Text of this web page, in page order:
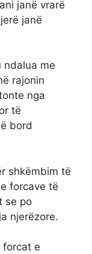
janë vrarë
janë
ndalua me
rajonin
nga
të
bord
shkëmbim të
forcave të
se po
njerëzore.
forcat e